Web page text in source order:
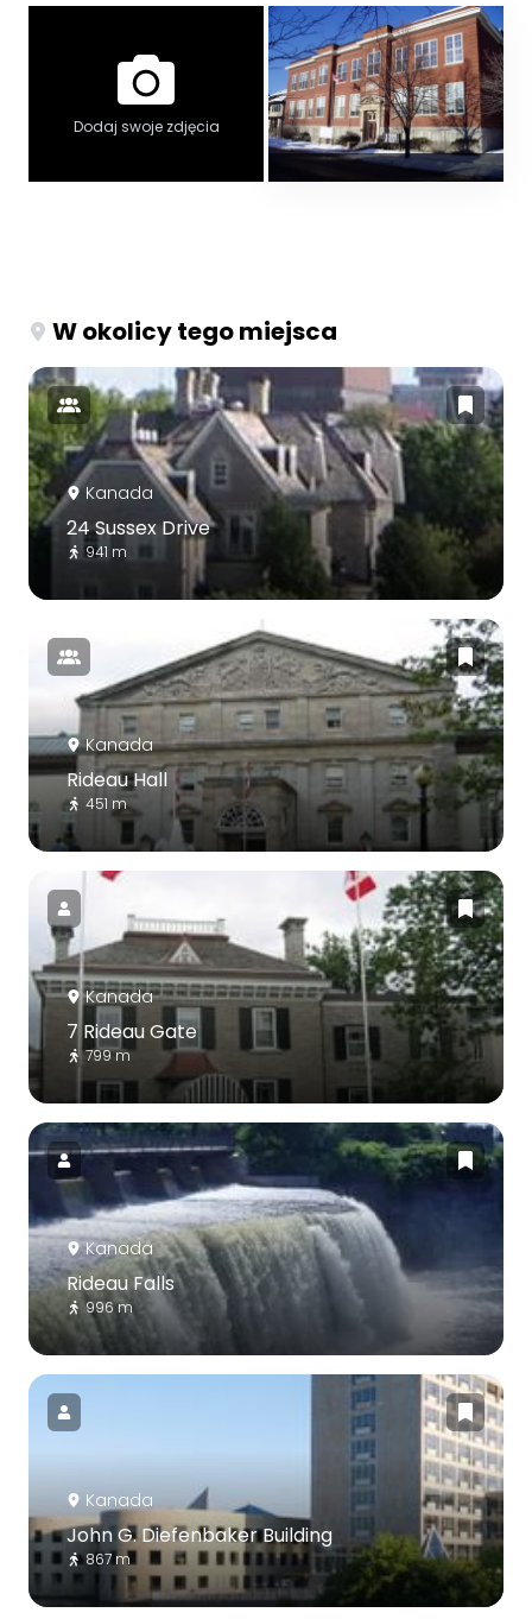
Dodaj swoje zdjęcia
W okolicy tego miejsca
Kanada
24 Sussex Drive
941 m
Kanada
Rideau Hall
451 m
Kanada
7 Rideau Gate
799 m
Kanada
Rideau Falls
996 m
Kanada
John G. Diefenbaker Building
867 m